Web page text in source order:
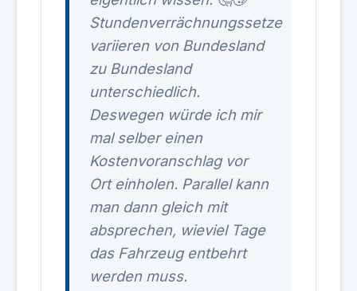
Stundenverrächnungssetze
variieren von Bundesland
zu Bundesland
unterschiedlich.
Deswegen würde ich mir
mal selber einen
Kostenvoranschlag vor
Ort einholen. Parallel kann
man dann gleich mit
absprechen, wieviel Tage
das Fahrzeug entbehrt
werden muss.